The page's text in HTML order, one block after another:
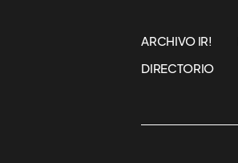
ARCHIVO IR!
DIRECTORIO